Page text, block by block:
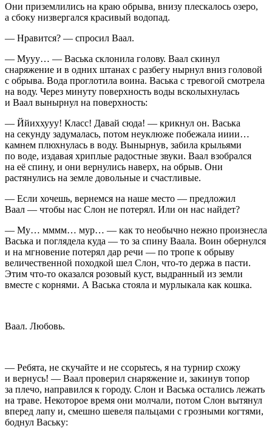
Они приземлились на краю обрыва, внизу плескалось озеро,
а сбоку низвергался красивый водопад.
— Нравится? — спросил Ваал.
— Мууу… — Васька склонила голову. Ваал скинул
снаряжение и в одних штанах с разбегу нырнул вниз головой
с обрыва. Вода проглотила воина. Васька с тревогой смотрела
на воду. Через минуту поверхность воды всколыхнулась
и Ваал вынырнул на поверхность:
— Ййиххууу! Класс! Давай сюда! — крикнул он. Васька
на секунду задумалась, потом неуклюже побежала ииии…
камнем плюхнулась в воду. Вынырнув, забила крыльями
по воде, издавая хриплые радостные звуки. Ваал взобрался
на её спину, и они вернулись наверх, на обрыв. Они
растянулись на земле довольные и счастливые.
— Если хочешь, вернемся на наше место — предложил
Ваал — чтобы нас Слон не потерял. Или он нас найдет?
— Му… мммм… мур… — как то необычно нежно произнесла
Васька и поглядела куда — то за спину Ваала. Воин обернулся
и на мгновение потерял дар речи — по тропе к обрыву
величественной походкой шел Слон, что-то держа в пасти.
Этим что-то оказался розовый куст, выдранный из земли
вместе с корнями. А Васька стояла и мурлыкала как кошка.
Ваал. Любовь.
— Ребята, не скучайте и не ссорьтесь, я на турнир схожу
и вернусь! — Ваал проверил снаряжение и, закинув топор
за плечо, направился к городу. Слон и Васька остались лежать
на траве. Некоторое время они молчали, потом Слон вытянул
вперед лапу и, смешно шевеля пальцами с грозными когтями,
боднул Ваську: